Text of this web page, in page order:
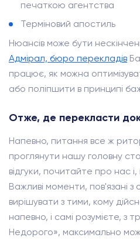
печаткою агентства
Терміновий апостиль
Нюансів може бути
Адмірал, бюро перекладів
працює, як можна
або поліпшити в принципі
Отже, де перекласти
Напевно, питання все ж
проглянути нашу головну
відгуки, почитайте про нас
Важливі моменти, пов'язані
вирішувати з тими, кому
напевно, і самі розумієте, з
Недорого», максимально